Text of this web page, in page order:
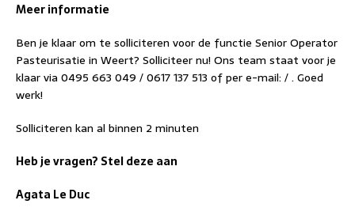
Meer informatie
Ben je klaar om te solliciteren voor de functie Senior Operator
Pasteurisatie in Weert? Solliciteer nu! Ons team staat voor je
klaar via 0495 663 049 / 0617 137 513 of per e-mail: / . Goed
werk!
Solliciteren kan al binnen 2 minuten
Heb je vragen? Stel deze aan
Agata Le Duc